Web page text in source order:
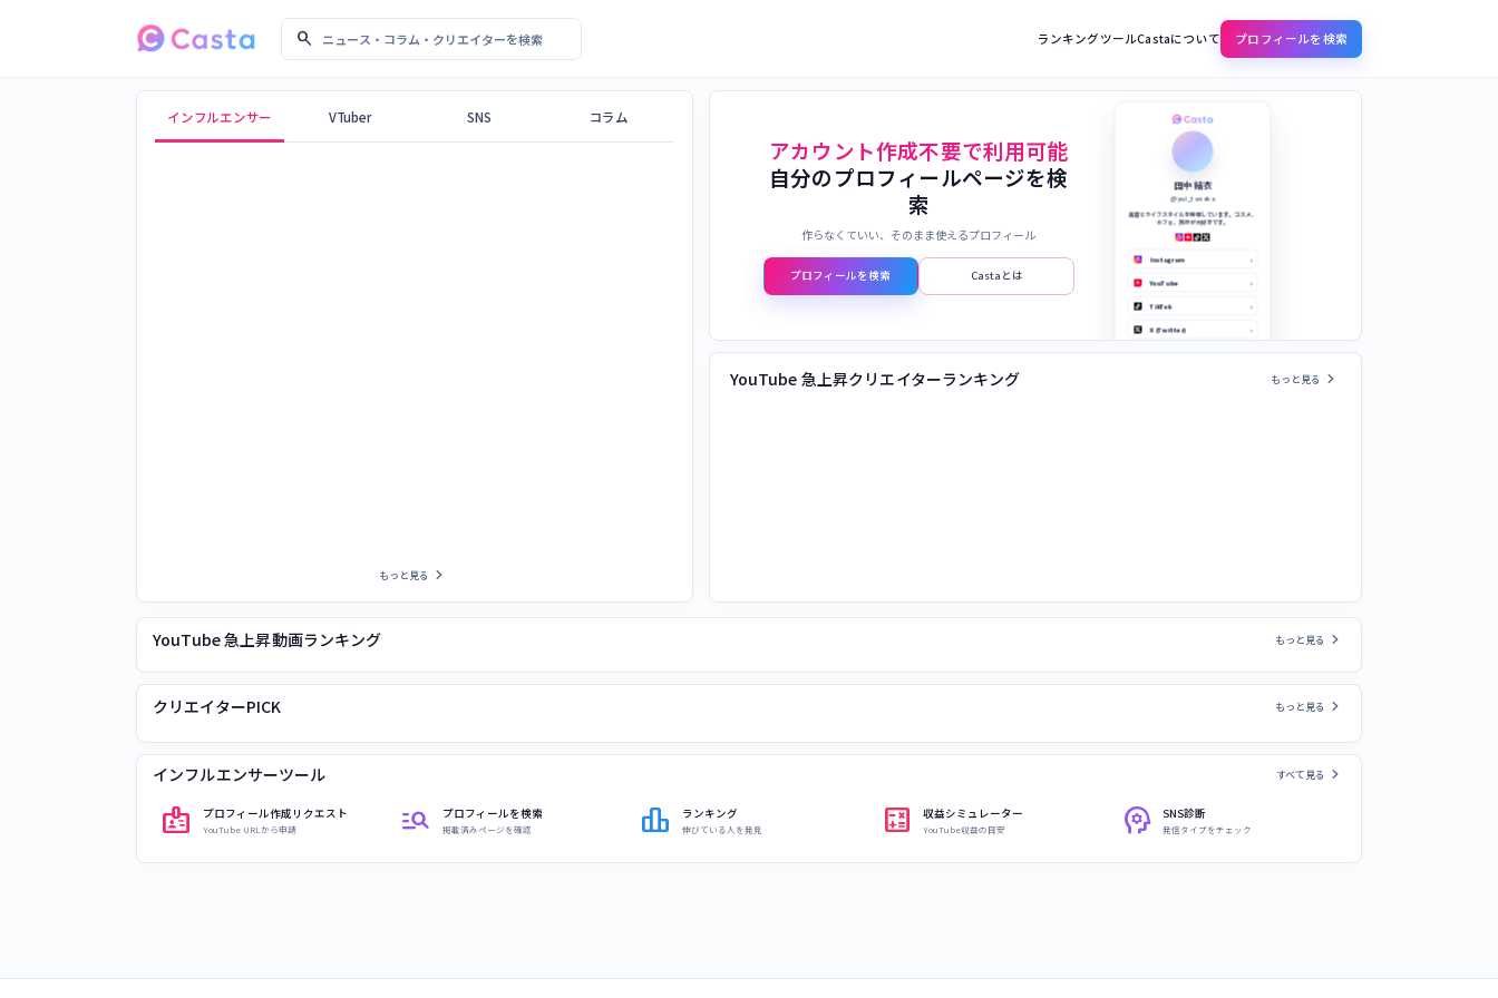
search
ニュース・コラム・クリエイターを検索
ランキング ツールCastaについて プロフィールを検索
Castaメディア
インフルエンサー VTuber SNS コラム
もっと見る chevron_right
アカウント作成不要で利用可能
自分のプロフィールページを検
索
作らなくていい、そのまま使えるプロフィール
プロフィールを検索 Castaとは
田中 結衣
@yui_tanaka
美容とライフスタイルを発信しています。コスメ、
カフェ、旅行が大好きです。
Instagram ›
YouTube ›
TikTok ›
X (Twitter) ›
公式サイト ›
YouTube 急上昇クリエイターランキング もっと見る chevron_right
YouTube 急上昇動画ランキング もっと見る chevron_right
クリエイターPICK もっと見る chevron_right
インフルエンサーツール すべて見る chevron_right
badge プロフィール作成リクエスト
YouTube URLから申請 manage_search プロフィールを検索
掲載済みページを確認 leaderboard ランキング
伸びている人を発見 calculate 収益シミュレーター
YouTube収益の目安 psychology SNS診断
発信タイプをチェック